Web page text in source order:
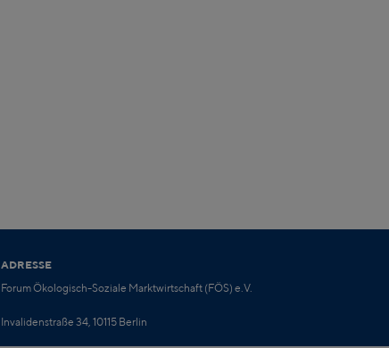
ADRESSE
Forum Ökologisch-Soziale Marktwirtschaft (FÖS) e.V.
Invalidenstraße 34, 10115 Berlin